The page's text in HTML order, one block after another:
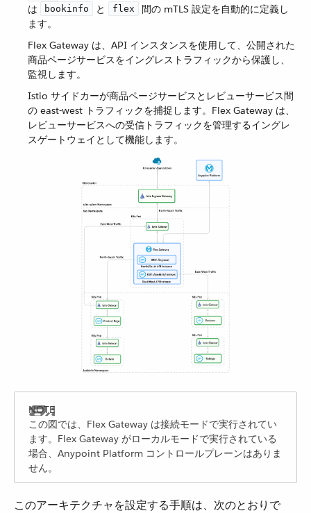
は ​
bookinfo ​ と ​ flex
​ 間の mTLS 設定を自動的に定義し
ます。
Flex Gateway は、API インスタンスを使用して、公開された
商品ページサービスをイングレストラフィックから保護し、
監視します。
Istio サイドカーが商品ページサービスとレビューサービス間
の east-west トラフィックを捕捉します。Flex Gateway は、
レビューサービスへの受信トラフィックを管理するイングレ
スゲートウェイとして機能します。
この図では、Flex Gateway は接続モードで実行されてい
ます。Flex Gateway がローカルモードで実行されている
場合、Anypoint Platform コントロールプレーンはありま
せん。
このアーキテクチャを設定する手順は、次のとおりで